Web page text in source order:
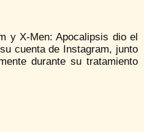
y X-Men: Apocalipsis dio el
cuenta de Instagram, junto
durante su tratamiento